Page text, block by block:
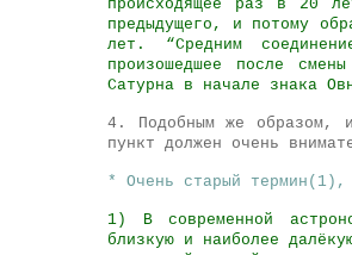
происходящее раз в 20
предыдущего, и потому
лет. “Средним
произошедшее после
Сатурна в начале знака
4. Подобным же образом,
пункт должен очень
* Очень старый термин(1),
1) В современной
близкую и наиболее